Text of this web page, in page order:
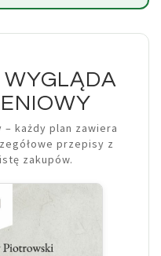
każdy plan zawiera
przepisy z
zakupów.